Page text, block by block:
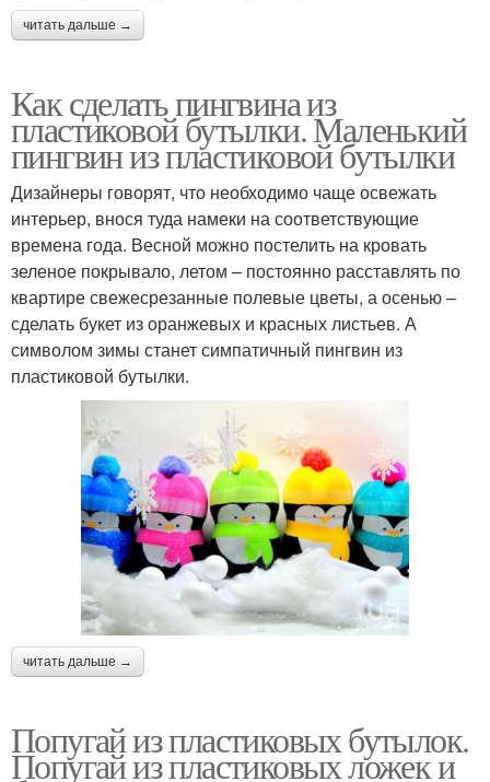
читать дальше →
Как сделать пингвина из
пластиковой бутылки. Маленький
пингвин из пластиковой бутылки
Дизайнеры говорят, что необходимо чаще освежать
интерьер, внося туда намеки на соответствующие
времена года. Весной можно постелить на кровать
зеленое покрывало, летом – постоянно расставлять по
квартире свежесрезанные полевые цветы, а осенью –
сделать букет из оранжевых и красных листьев. А
символом зимы станет симпатичный пингвин из
пластиковой бутылки.
читать дальше →
Попугай из пластиковых бутылок.
Попугай из пластиковых ложек и